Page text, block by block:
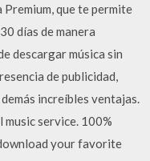
que te permite
días de manera
descargar música sin
de publicidad,
increíbles ventajas.
music service. 100%
your favorite